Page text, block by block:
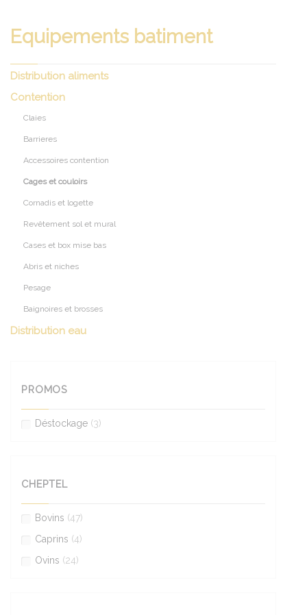
Equipements batiment
Distribution aliments
Contention
Claies
Barrieres
Accessoires contention
Cages et couloirs
Cornadis et logette
Revêtement sol et mural
Cases et box mise bas
Abris et niches
Pesage
Baignoires et brosses
Distribution eau
PROMOS
Déstockage (3)
CHEPTEL
Bovins (47)
Caprins (4)
Ovins (24)